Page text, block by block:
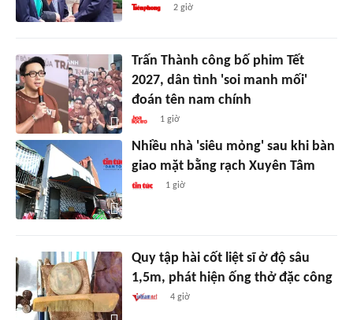
2 giờ
Trấn Thành công bố phim Tết
2027, dân tình 'soi manh mối'
đoán tên nam chính
1 giờ
Nhiều nhà 'siêu mỏng' sau khi bàn
giao mặt bằng rạch Xuyên Tâm
1 giờ
Quy tập hài cốt liệt sĩ ở độ sâu
1,5m, phát hiện ống thở đặc công
4 giờ